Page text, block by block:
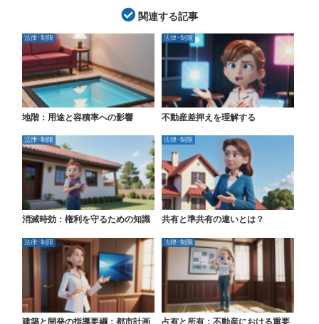
関連する記事
法律･制限
地階：用途と容積率への影響
法律･制限
不動産差押えを理解する
法律･制限
消滅時効：権利を守るための知識
法律･制限
共有と準共有の違いとは？
法律･制限 法律･制限